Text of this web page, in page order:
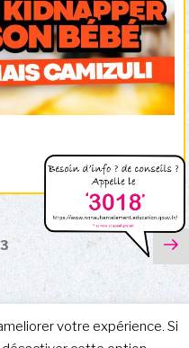
3
votre expérience. Si